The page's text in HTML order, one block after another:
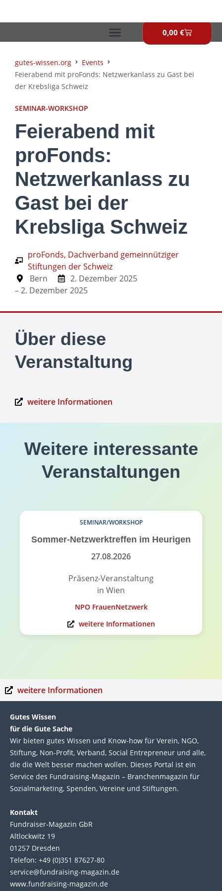
0,00 €
gutes-wissen.org
Events
Feierabend mit proFonds: Netzwerkanlass zu Gast bei
der Krebsliga Schweiz
SEMINAR-WORKSHOP
Feierabend mit
proFonds:
Netzwerkanlass zu
Gast bei der
Krebsliga Schweiz
proFonds, Dachverband gemeinnütziger
Stiftungen der Schweiz
Bern
2. Dezember 2025
– 2. Dezember 2025
Über diese
Veranstaltung
weitere Informationen
Weitere interessante
Veranstaltungen
SEMINAR/WORKSHOP
Sommer-Netzwerktreffen im Heurigen
27.08.2026
Präsenz-Veranstaltung
in Wien
NPO FrauenNetzwerk
weitere Informationen
weitere Informationen
Gutes Wissen
für die Gute Sache
Wir bie­ten gutes Wis­sen und Know-how für Ver­ein, NGO,
Stif­tung, Non-Profit, Ver­band, Social Entre­pre­neur und alle,
die die Welt bes­ser machen wol­len. Die­ses Por­tal ist ein
Service des Fund­raising-Magazin – Bran­chen­magazin für
Sozial­marke­ting, Spen­den, Ver­eine und Stif­tun­gen.
Kontakt
Fundraiser-Magazin GbR
Altlockwitz 19
01257 Dresden
Telefon: +49 (0)351 87627-80
service@fundraising-magazin.de
www.fundraising-magazin.de